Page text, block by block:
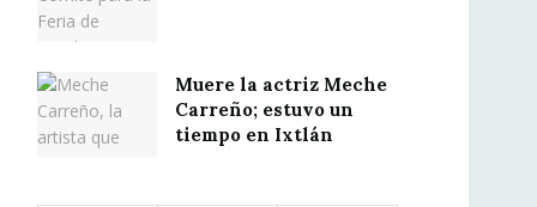
Muere la actriz Meche
Carreño; estuvo un
tiempo en Ixtlán